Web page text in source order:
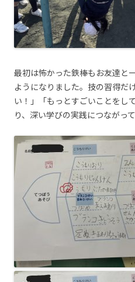
最初は怖かった鉄棒もお友達と
ようになりました。技の習得だ
い！」「もっとすごいことをし
り、深い学びの実践につながっ